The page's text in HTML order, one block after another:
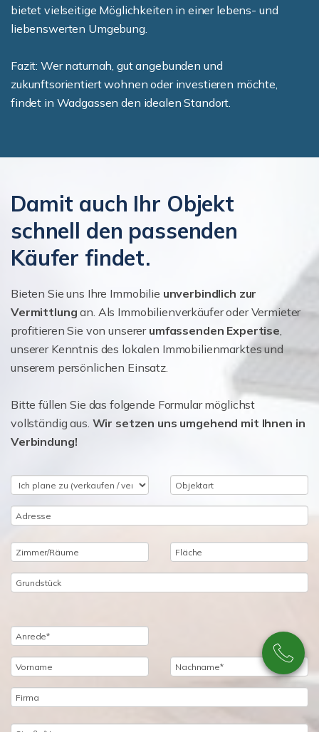
bietet vielseitige Möglichkeiten in einer lebens- und
liebenswerten Umgebung.
Fazit: Wer naturnah, gut angebunden und
zukunftsorientiert wohnen oder investieren möchte,
findet in Wadgassen den idealen Standort.
Damit auch Ihr Objekt
schnell den passenden
Käufer findet.
Bieten Sie uns Ihre Immobilie unverbindlich zur
Vermittlung an. Als Immobilienverkäufer oder Vermieter
profitieren Sie von unserer umfassenden Expertise,
unserer Kenntnis des lokalen Immobilienmarktes und
unserem persönlichen Einsatz.
Bitte füllen Sie das folgende Formular möglichst
vollständig aus. Wir setzen uns umgehend mit Ihnen in
Verbindung!